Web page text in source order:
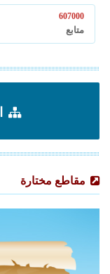
607000
متابع
مقاطع مختارة